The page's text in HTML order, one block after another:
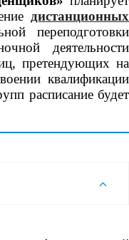
дистанционных
переподготовки
деятельности
претендующих на
квалификации
расписание будет